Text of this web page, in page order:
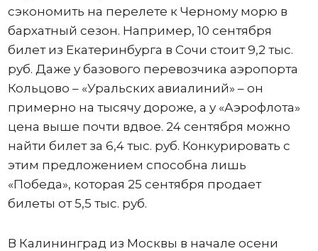
сэкономить на перелете к Черному морю в
бархатный сезон. Например, 10 сентября
билет из Екатеринбурга в Сочи стоит 9,2 тыс.
руб. Даже у базового перевозчика аэропорта
Кольцово – «Уральских авиалиний» – он
примерно на тысячу дороже, а у «Аэрофлота»
цена выше почти вдвое. 24 сентября можно
найти билет за 6,4 тыс. руб. Конкурировать с
этим предложением способна лишь
«Победа», которая 25 сентября продает
билеты от 5,5 тыс. руб.
В Калининград из Москвы в начале осени